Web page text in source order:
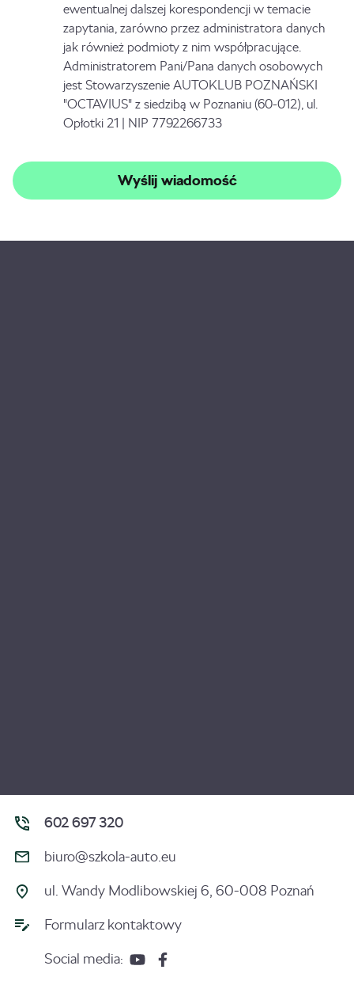
ewentualnej dalszej korespondencji w temacie
zapytania, zarówno przez administratora danych
jak również podmioty z nim współpracujące.
Administratorem Pani/Pana danych osobowych
jest Stowarzyszenie AUTOKLUB POZNAŃSKI
"OCTAVIUS" z siedzibą w Poznaniu (60-012), ul.
Opłotki 21 | NIP 7792266733
602 697 320
biuro@szkola-auto.eu
ul. Wandy Modlibowskiej 6, 60-008 Poznań
Formularz kontaktowy
Social media: